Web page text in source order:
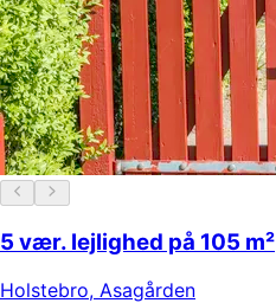
5 vær. lejlighed på 105 m²
Holstebro, Asagården